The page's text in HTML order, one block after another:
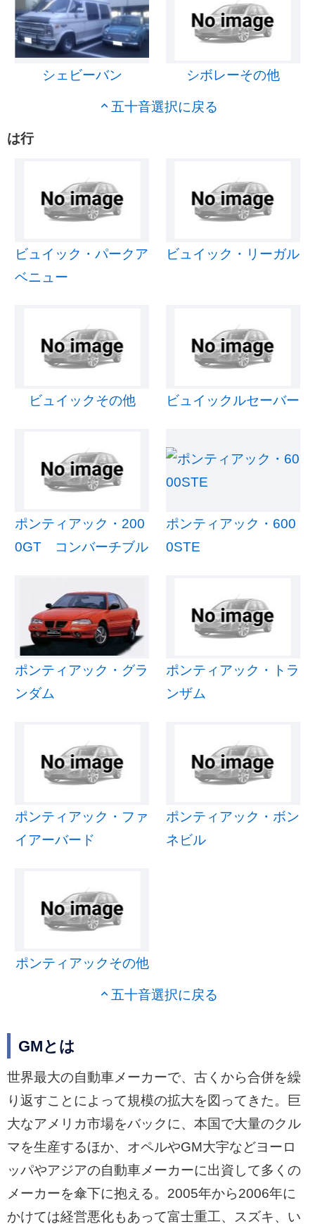
シェビーバン シボレーその他
五十音選択に戻る
は行
ビュイック・パークア
ベニュー
ビュイック・リーガル
ビュイックその他 ビュイックルセーバー
ポンティアック・200
0GT コンバーチブル
ポンティアック・600
0STE
ポンティアック・グラ
ンダム
ポンティアック・トラ
ンザム
ポンティアック・ファ
イアーバード
ポンティアック・ボン
ネビル
ポンティアックその他
五十音選択に戻る
GMとは
世界最大の自動車メーカーで、古くから合併を繰
り返すことによって規模の拡大を図ってきた。巨
大なアメリカ市場をバックに、本国で大量のクル
マを生産するほか、オペルやGM大宇などヨーロ
ッパやアジアの自動車メーカーに出資して多くの
メーカーを傘下に抱える。2005年から2006年に
かけては経営悪化もあって富士重工、スズキ、い